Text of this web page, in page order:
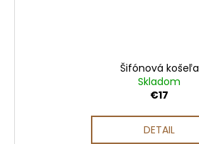
Šifónová košeľa
Skladom
€17
DETAIL